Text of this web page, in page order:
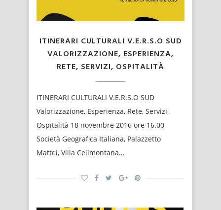
ITINERARI CULTURALI V.E.R.S.O SUD
VALORIZZAZIONE, ESPERIENZA,
RETE, SERVIZI, OSPITALITÀ
ITINERARI CULTURALI V.E.R.S.O SUD
Valorizzazione, Esperienza, Rete, Servizi,
Ospitalità 18 novembre 2016 ore 16.00
Società Geografica Italiana, Palazzetto
Mattei, Villa Celimontana…